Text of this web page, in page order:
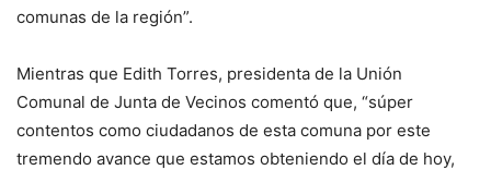
comunas de la región”.
Mientras que Edith Torres, presidenta de la Unión
Comunal de Junta de Vecinos comentó que, “súper
contentos como ciudadanos de esta comuna por este
tremendo avance que estamos obteniendo el día de hoy,